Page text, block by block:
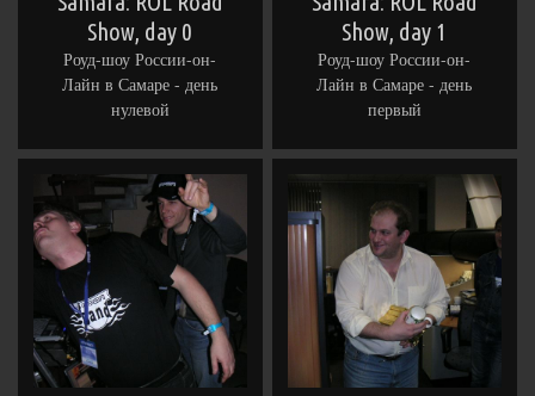
Show, day 0
Роуд-шоу России-он-
Лайн в Самаре - день
нулевой
Show, day 1
Роуд-шоу России-он-
Лайн в Самаре - день
первый